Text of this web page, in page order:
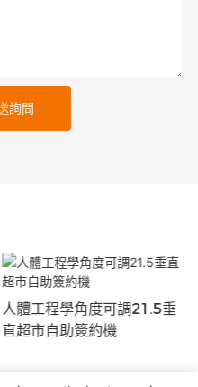
詢問
人體工程學角度可調21.5垂
直超市自助簽約機